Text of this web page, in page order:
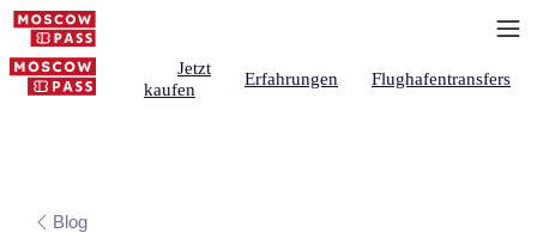
Jetzt
kaufen
Erfahrungen Flughafentransfers
Blog